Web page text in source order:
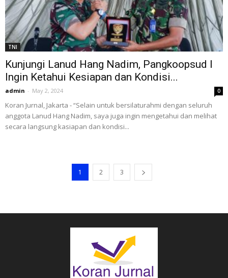
TNI
Kunjungi Lanud Hang Nadim, Pangkoopsud I
Ingin Ketahui Kesiapan dan Kondisi...
admin - May 2, 2024 0
Koran Jurnal, Jakarta - “Selain untuk bersilaturahmi dengan seluruh
anggota Lanud Hang Nadim, saya juga ingin mengetahui dan melihat
secara langsung kasiapan dan kondisi...
1 2 3